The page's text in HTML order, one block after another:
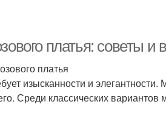
платья: советы и
платья
изысканности и
Среди классических вариантов